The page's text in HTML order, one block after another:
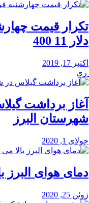
تکرار قیمت
دلار 11 400
اکتبر 17, 2019
آغاز برداشت
شهرستان البرز
جولای 1, 2020
دمای هوای البرز
ژوئن 25, 2020